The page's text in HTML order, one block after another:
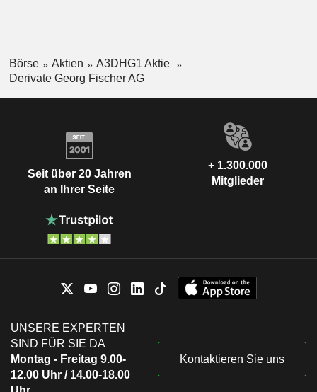
Börse Aktien
A3DHG1 Aktie
Derivate Georg Fischer AG
Seit über 20 Jahren
an Ihrer Seite
+ 1.300.000
Mitglieder
UNSERE EXPERTEN
SIND FÜR SIE DA
Montag - Freitag 9.00-
12.00 Uhr / 14.00-18.00
Kontaktieren Sie uns